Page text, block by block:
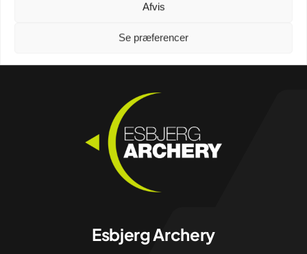
Afvis
Se præferencer
Esbjerg Archery